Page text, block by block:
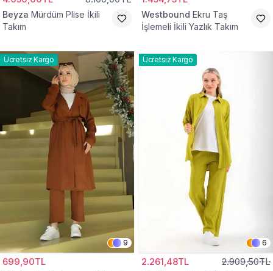
Beyza Mürdüm Plise İkili
Takım
Westbound Ekru Taş
İşlemeli İkili Yazlık Takım
Ücretsiz Kargo
9
699,90TL
Ücretsiz Kargo
6
2.261,48TL 2.909,50TL